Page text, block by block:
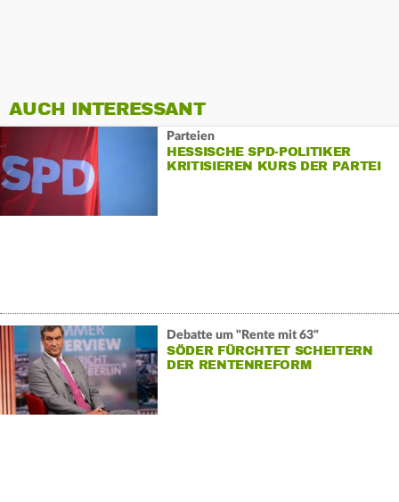
AUCH INTERESSANT
Parteien
HESSISCHE SPD-POLITIKER
KRITISIEREN KURS DER PARTEI
Debatte um "Rente mit 63"
SÖDER FÜRCHTET SCHEITERN
DER RENTENREFORM